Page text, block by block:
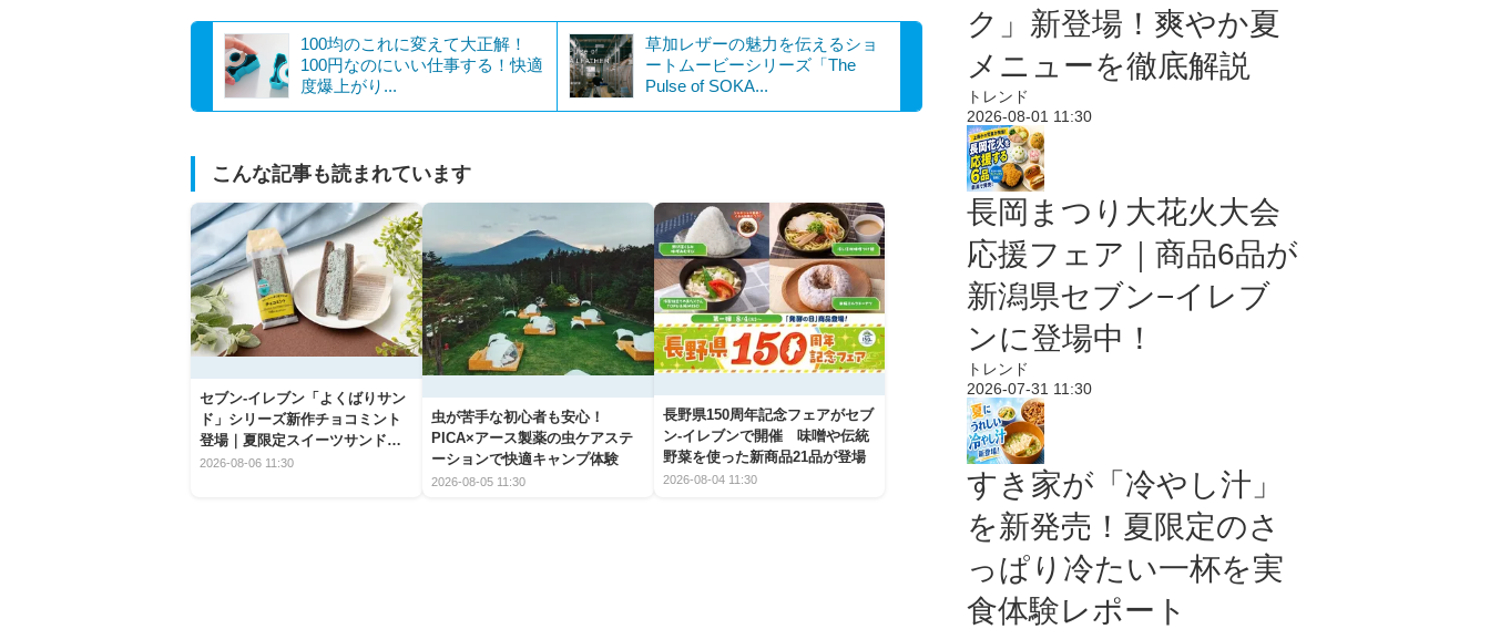
100均のこれに変えて大正解！
100円なのにいい仕事する！快適
度爆上がり...
草加レザーの魅力を伝えるショ
ートムービーシリーズ「The
Pulse of SOKA...
こんな記事も読まれています
セブン‐イレブン「よくばりサン
ド」シリーズ新作チョコミント
登場｜夏限定スイーツサンドの
爽快な魅力
2026-08-06 11:30
虫が苦手な初心者も安心！
PICA×アース製薬の虫ケアステ
ーションで快適キャンプ体験
2026-08-05 11:30
長野県150周年記念フェアがセブ
ン-イレブンで開催 味噌や伝統
野菜を使った新商品21品が登場
2026-08-04 11:30
ク」新登場！爽やか夏
メニューを徹底解説
トレンド
2026-08-01 11:30
長岡まつり大花火大会
応援フェア｜商品6品が
新潟県セブン−イレブ
ンに登場中！
トレンド
2026-07-31 11:30
すき家が「冷やし汁」
を新発売！夏限定のさ
っぱり冷たい一杯を実
食体験レポート